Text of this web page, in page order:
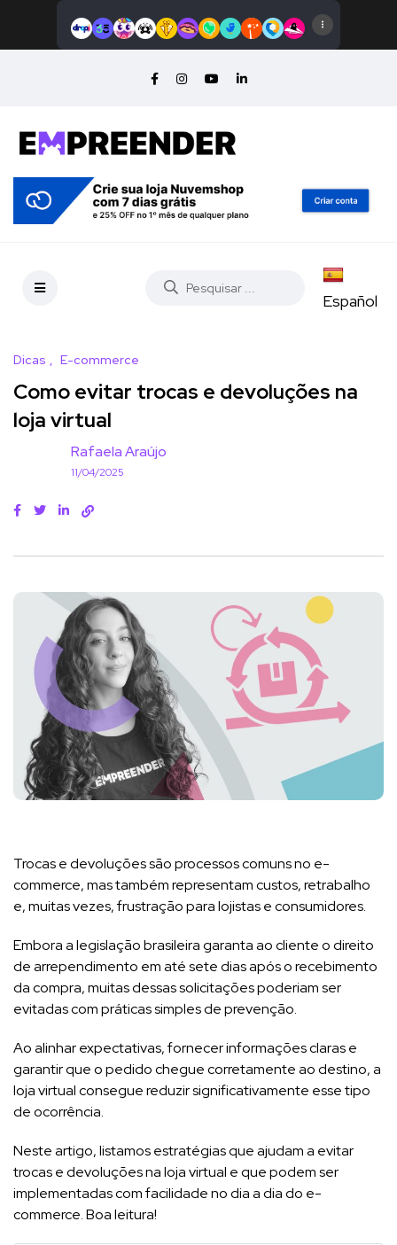
Español
Dicas E-commerce
Como evitar trocas e devoluções na
loja virtual
Rafaela Araújo
11/04/2025
Trocas e devoluções são processos comuns no e-
commerce, mas também representam custos, retrabalho
e, muitas vezes, frustração para lojistas e consumidores.
Embora a legislação brasileira garanta ao cliente o direito
de arrependimento em até sete dias após o recebimento
da compra, muitas dessas solicitações poderiam ser
evitadas com práticas simples de prevenção.
Ao alinhar expectativas, fornecer informações claras e
garantir que o pedido chegue corretamente ao destino, a
loja virtual consegue reduzir significativamente esse tipo
de ocorrência.
Neste artigo, listamos estratégias que ajudam a evitar
trocas e devoluções na loja virtual e que podem ser
implementadas com facilidade no dia a dia do e-
commerce. Boa leitura!